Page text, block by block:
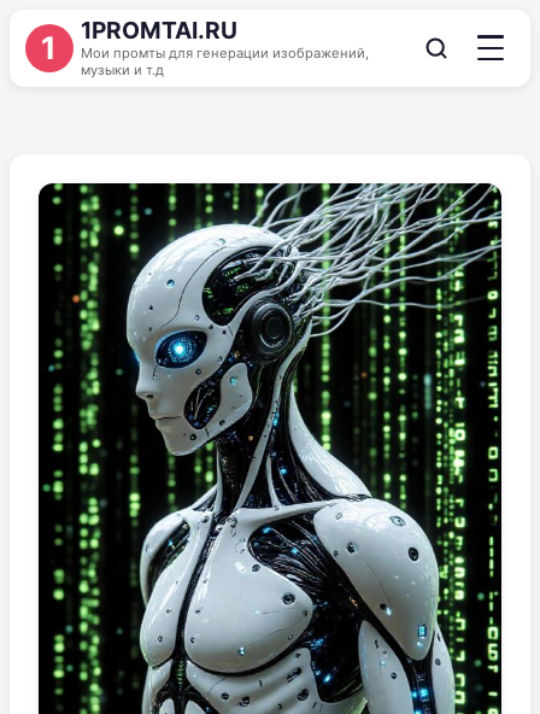
1 1PROMTAI.RU
Мои промты для генерации изображений,
музыки и т.д